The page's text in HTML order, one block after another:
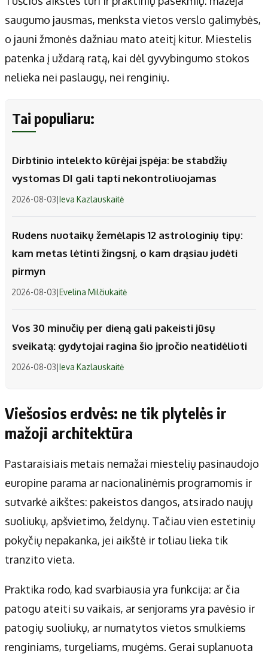
saugumo jausmas, menksta vietos verslo galimybės,
o jauni žmonės dažniau mato ateitį kitur. Miestelis
patenka į uždarą ratą, kai dėl gyvybingumo stokos
nelieka nei paslaugų, nei renginių.
Tai populiaru:
Dirbtinio intelekto kūrėjai įspėja: be stabdžių
vystomas DI gali tapti nekontroliuojamas
2026-08-03|Ieva Kazlauskaitė
Rudens nuotaikų žemėlapis 12 astrologinių tipų:
kam metas lėtinti žingsnį, o kam drąsiau judėti
pirmyn
2026-08-03|Evelina Milčiukaitė
Vos 30 minučių per dieną gali pakeisti jūsų
sveikatą: gydytojai ragina šio įpročio neatidėlioti
2026-08-03|Ieva Kazlauskaitė
Viešosios erdvės: ne tik plytelės ir
mažoji architektūra
Pastaraisiais metais nemažai miestelių pasinaudojo
europine parama ar nacionalinėmis programomis ir
sutvarkė aikštes: pakeistos dangos, atsirado naujų
suoliukų, apšvietimo, želdynų. Tačiau vien estetinių
pokyčių nepakanka, jei aikštė ir toliau lieka tik
tranzito vieta.
Praktika rodo, kad svarbiausia yra funkcija: ar čia
patogu ateiti su vaikais, ar senjorams yra pavėsio ir
patogių suoliukų, ar numatytos vietos smulkiems
renginiams, turgeliams, mugėms. Gerai suplanuota